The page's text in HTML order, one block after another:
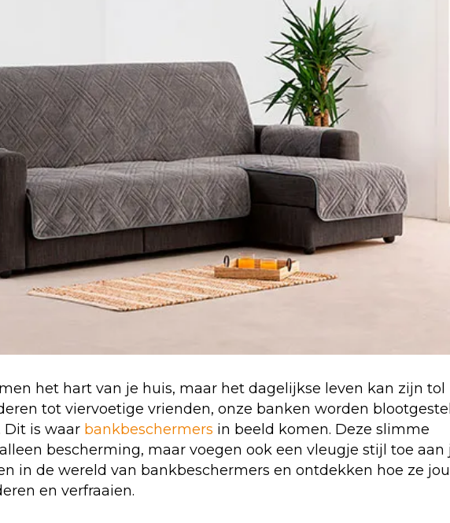
het hart van je huis, maar het dagelijkse leven kan zijn tol
tot viervoetige vrienden, onze banken worden
Dit is waar bankbeschermers in beeld komen. Deze slimme
bescherming, maar voegen ook een vleugje stijl toe aan
in de wereld van bankbeschermers en ontdekken hoe ze
en verfraaien.